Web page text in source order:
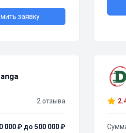
заявку
2 отзыва
000 ₽ до 500 000 ₽